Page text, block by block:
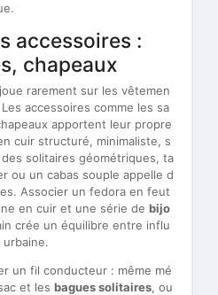
accessoires :
chapeaux
rarement sur les vêtemen
accessoires comme les sa
apportent leur propre
cuir structuré, minimaliste, s
solitaires géométriques, ta
ou un cabas souple appelle d
Associer un fedora en feut
en cuir et une série de bijo
crée un équilibre entre influ
un fil conducteur : même mé
et les bagues solitaires, ou